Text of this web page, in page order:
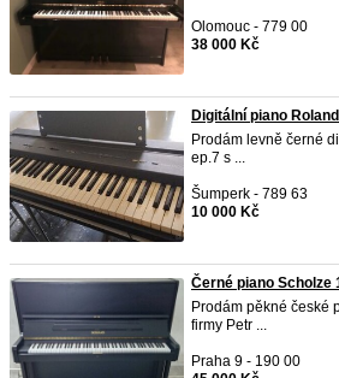
Olomouc - 779 00
38 000 Kč
Digitální piano
Prodám levně černé
ep.7 s ...
Šumperk - 789 63
10 000 Kč
Černé piano Scholze
Prodám pěkné české
firmy Petr ...
Praha 9 - 190 00